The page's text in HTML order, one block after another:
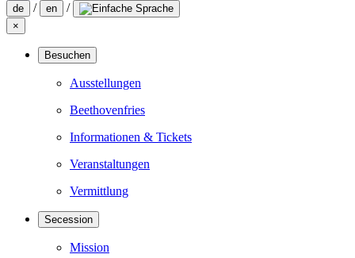
de / en /
×
Besuchen
Ausstellungen
Beethovenfries
Informationen & Tickets
Veranstaltungen
Vermittlung
Secession
Mission